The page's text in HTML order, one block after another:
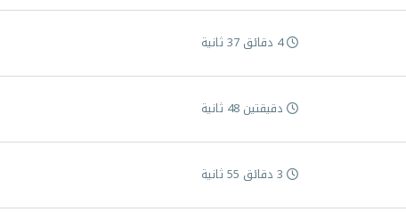
4 دقائق 37 ثانية
دقيقتين 48 ثانية